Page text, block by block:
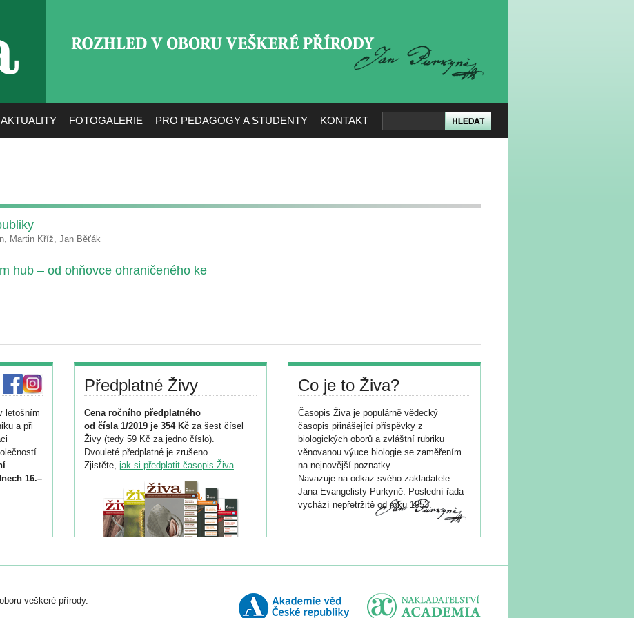
AKTUALITY FOTOGALERIE PRO PEDAGOGY A STUDENTY KONTAKT
, Martin Kříž, Jan Běťák
hub – od ohňovce ohraničeného ke
letošním
a při
16.–
Předplatné Živy
Cena ročního předplatného
od čísla 1/2019 je 354 Kč za šest čísel
Živy (tedy 59 Kč za jedno číslo).
Dvouleté předplatné je zrušeno.
Zjistěte, jak si předplatit časopis Živa.
Co je to Živa?
Časopis Živa je populárně vědecký
časopis přinášející příspěvky z
biologických oborů a zvláštní rubriku
věnovanou výuce biologie se zaměřením
na nejnovější poznatky.
Navazuje na odkaz svého zakladatele
Jana Evangelisty Purkyně. Poslední řada
vychází nepřetržitě od roku 1953.
veškeré přírody.